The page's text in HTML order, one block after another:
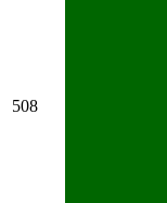
508